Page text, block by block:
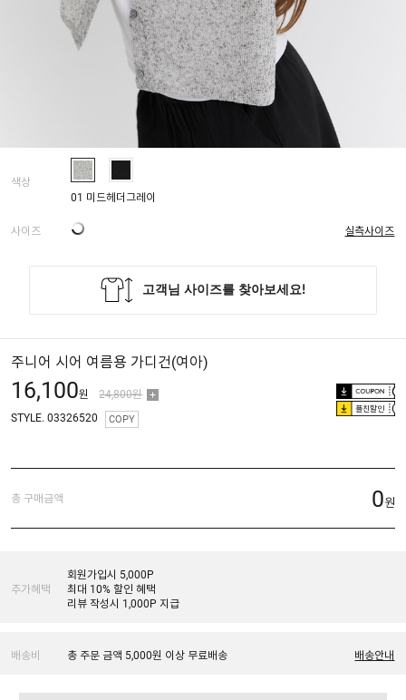
색상
01 미드헤더그레이
사이즈 실측사이즈
주니어 시어 여름용 가디건(여아)
16,100원 24,800원
플친할인
STYLE. 03326520 COPY
총 구매금액 0원
추가혜택
회원가입시 5,000P
최대 10% 할인 혜택
리뷰 작성시 1,000P 지급
배송비 총 주문 금액 5,000원 이상 무료배송 배송안내